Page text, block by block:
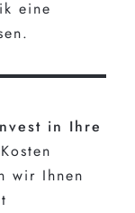
eine
in Ihre
wir Ihnen